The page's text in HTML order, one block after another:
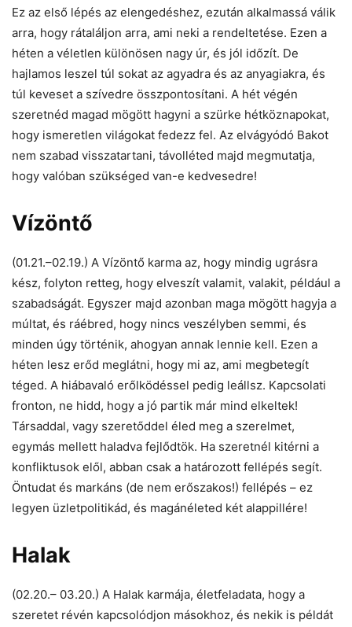
Ez az első lépés az elengedéshez, ezután alkalmassá válik
arra, hogy rátaláljon arra, ami neki a rendeltetése. Ezen a
héten a véletlen különösen nagy úr, és jól időzít. De
hajlamos leszel túl sokat az agyadra és az anyagiakra, és
túl keveset a szívedre összpontosítani. A hét végén
szeretnéd magad mögött hagyni a szürke hétköznapokat,
hogy ismeretlen világokat fedezz fel. Az elvágyódó Bakot
nem szabad visszatartani, távolléted majd megmutatja,
hogy valóban szükséged van-e kedvesedre!
Vízöntő
(01.21.–02.19.) A Vízöntő karma az, hogy mindig ugrásra
kész, folyton retteg, hogy elveszít valamit, valakit, például a
szabadságát. Egyszer majd azonban maga mögött hagyja a
múltat, és ráébred, hogy nincs veszélyben semmi, és
minden úgy történik, ahogyan annak lennie kell. Ezen a
héten lesz erőd meglátni, hogy mi az, ami megbetegít
téged. A hiábavaló erőlködéssel pedig leállsz. Kapcsolati
fronton, ne hidd, hogy a jó partik már mind elkeltek!
Társaddal, vagy szeretőddel éled meg a szerelmet,
egymás mellett haladva fejlődtök. Ha szeretnél kitérni a
konfliktusok elől, abban csak a határozott fellépés segít.
Öntudat és markáns (de nem erőszakos!) fellépés – ez
legyen üzletpolitikád, és magánéleted két alappillére!
Halak
(02.20.– 03.20.) A Halak karmája, életfeladata, hogy a
szeretet révén kapcsolódjon másokhoz, és nekik is példát